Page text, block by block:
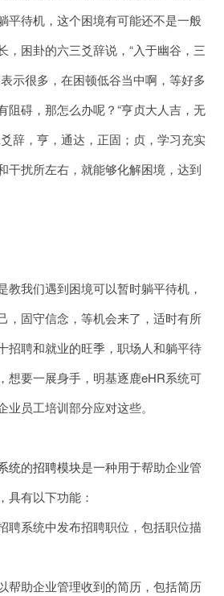
平待机，这个困境有可能还不是一般
，困卦的六三爻辞说，“入于幽谷，三
示很多，在困顿低谷当中啊，等好多
阻碍，那怎么办呢？“亨贞大人吉，无
辞，亨，通达，正固；贞，学习充实
干扰所左右，就能够化解困境，达到
教我们遇到困境可以暂时躺平待机，
，固守信念，等机会来了，适时有所
招聘和就业的旺季，职场人和躺平待
想要一展身手，明基逐鹿eHR系统可
员工培训部分应对这些。
统的招聘模块是一种用于帮助企业管
具有以下功能：
聘系统中发布招聘职位，包括职位描
帮助企业管理收到的简历，包括简历